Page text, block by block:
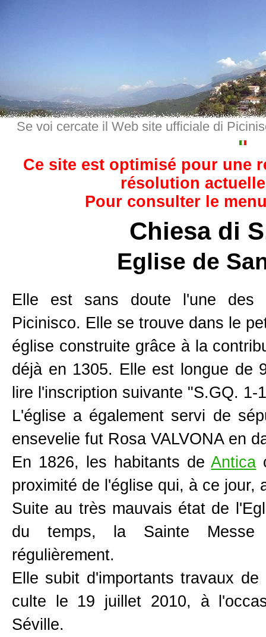
Se voi cercate il Web site ufficiale di
Ce site est optimisé pour une
résolution
Pour consulter le
Chiesa di
Eglise de
Elle est sans doute l'une des
Picinisco. Elle se trouve dans le
église construite grâce à la
déjà en 1305. Elle est longue de
lire l'inscription suivante "S.GQ. 1-
L'église a également servi de
ensevelie fut Rosa VALVONA en
En 1826, les habitants deAntica
proximité de l'église qui, à ce jour,
Suite au très mauvais état de
du temps, la Sainte
régulièrement.
Elle subit d'importants travaux
culte le 19 juillet 2010, à
Séville.